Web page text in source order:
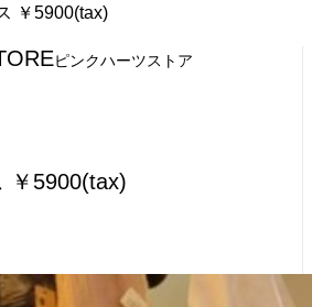
￥5900(tax)
ピンクハーツストア
￥5900(tax)